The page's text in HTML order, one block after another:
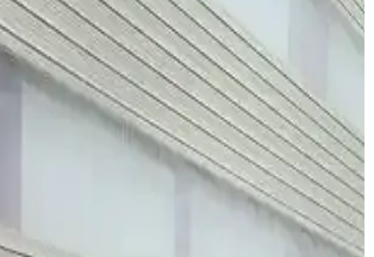
Stor Perdeler Ev
Yenilikçi Çözüm Sunar
kullanımıyla Blind-X Ithal Güneşlik Mat Stor
yapısı ve kolay montajıyla evinizde
Stor Zebra Perde ve
Geniş Pliseli Zebra Perde